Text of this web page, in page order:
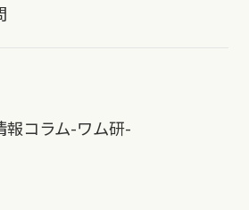
報コラム-ワム研-